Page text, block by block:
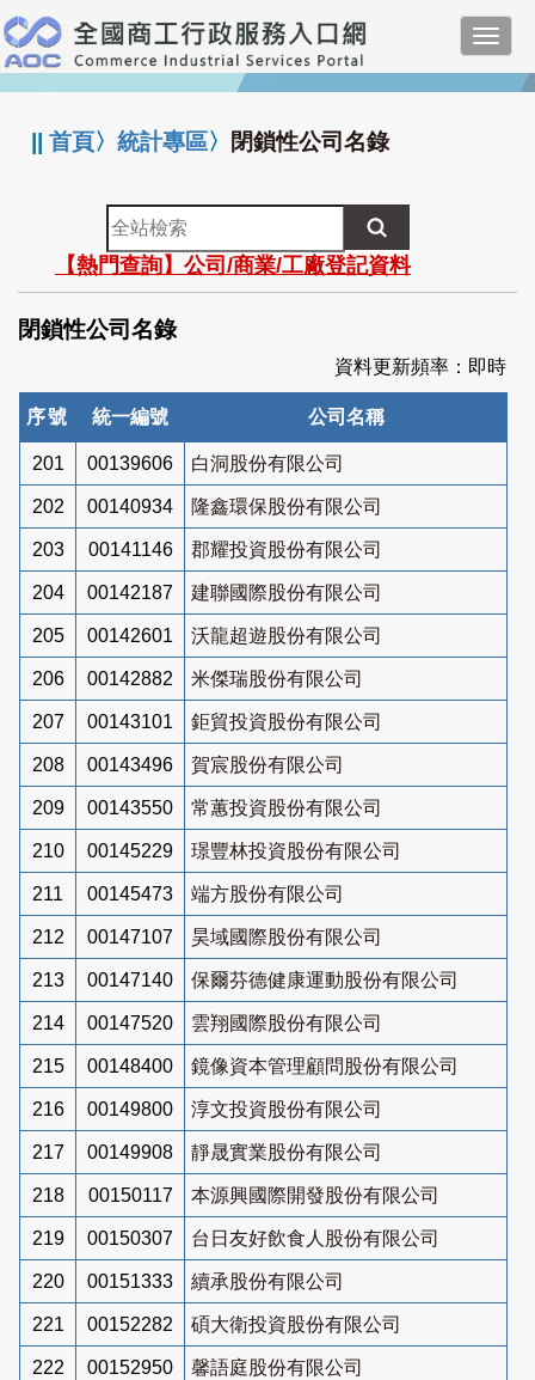
跳
到
主
要
:::
||首頁〉統計專區〉 閉鎖性公司名錄
全
站
檢
索
【熱門查詢】公司/商業/工廠登記資料
閉鎖性公司名錄
資料更新頻率：即時
序號 統一編號 公司名稱
201 00139606 白洞股份有限公司
202 00140934 隆鑫環保股份有限公司
203 00141146 郡耀投資股份有限公司
204 00142187 建聯國際股份有限公司
205 00142601 沃龍超遊股份有限公司
206 00142882 米傑瑞股份有限公司
207 00143101 鉅貿投資股份有限公司
208 00143496 賀宸股份有限公司
209 00143550 常蕙投資股份有限公司
210 00145229 璟豐林投資股份有限公司
211 00145473 端方股份有限公司
212 00147107 昊域國際股份有限公司
213 00147140 保爾芬德健康運動股份有限公司
214 00147520 雲翔國際股份有限公司
215 00148400 鏡像資本管理顧問股份有限公司
216 00149800 淳文投資股份有限公司
217 00149908 靜晟實業股份有限公司
218 00150117 本源興國際開發股份有限公司
219 00150307 台日友好飲食人股份有限公司
220 00151333 續承股份有限公司
221 00152282 碩大衛投資股份有限公司
222 00152950 馨語庭股份有限公司